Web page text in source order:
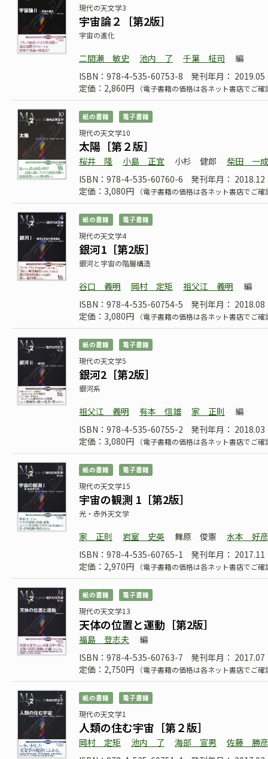
現代の天文学3
宇宙論２［第2版］
宇宙の進化
二間瀬 敏史 池内 了 千葉 柾司
編
ISBN：978-4-535-60753-8
発刊年月： 2019.05
定価：2,860円
（電子書籍の価格は各ネット書店でご
紙の書籍 電子書籍
現代の天文学10
太陽［第２版］
桜井 隆 小島 正宜 小杉 健郎
柴田 一成
ISBN：978-4-535-60760-6
発刊年月： 2018.12
定価：3,080円
（電子書籍の価格は各ネット書店でご
紙の書籍 電子書籍
現代の天文学4
銀河1［第2版］
銀河と宇宙の階層構造
谷口 義明 岡村 定矩 祖父江 義明
編
ISBN：978-4-535-60754-5
発刊年月： 2018.08
定価：3,080円
（電子書籍の価格は各ネット書店でご
紙の書籍 電子書籍
現代の天文学5
銀河2［第2版］
銀河系
祖父江 義明 有本 信雄 家 正則
編
ISBN：978-4-535-60755-2
発刊年月： 2018.03
定価：3,080円
（電子書籍の価格は各ネット書店でご
紙の書籍 電子書籍
現代の天文学15
宇宙の観測 1［第2版］
光・赤外天文学
家 正則 岩室 史英 舞原 俊憲
水本 好彦
ISBN：978-4-535-60765-1
発刊年月： 2017.11
定価：2,970円
（電子書籍の価格は各ネット書店でご
紙の書籍 電子書籍
現代の天文学13
天体の位置と運動［第2版］
福島 登志夫
編
ISBN：978-4-535-60763-7
発刊年月： 2017.07
定価：2,750円
（電子書籍の価格は各ネット書店でご
紙の書籍 電子書籍
現代の天文学1
人類の住む宇宙［第２版］
岡村 定矩 池内 了 海部 宣男
佐藤 勝彦